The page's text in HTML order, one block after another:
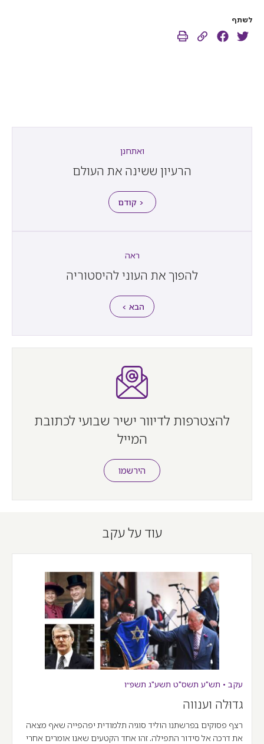
לשתף
ואתחנן
הרעיון ששינה את העולם
< קודם
ראה
להפוך את העוני להיסטוריה
הבא >
להצטרפות לדיוור ישיר שבועי לכתובת
המייל
הירשמו
עוד על עקב
עקב • תש"ע תשס"ט תשע"ג תשפ״ו
גדוּלה וענווה
רצף פסוקים בפרשתנו הוליד סוגיה תלמודית יפהפייה שאף מצאה
את דרכה אל סידור התפילה. זהו אחד הקטעים שאנו אומרים אחרי